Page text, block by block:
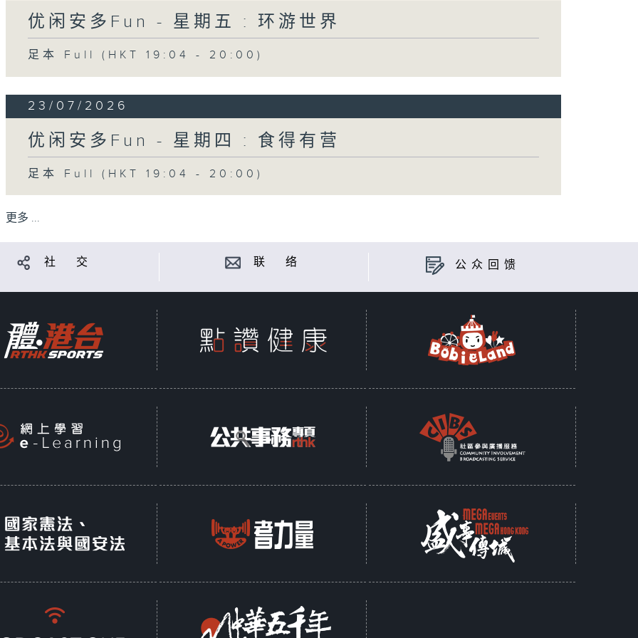
优闲安多Fun - 星期五 : 环游世界
足本 Full (HKT 19:04 - 20:00)
23/07/2026
优闲安多Fun - 星期四 : 食得有营
足本 Full (HKT 19:04 - 20:00)
更多 ...
社 交 联 络 公众回馈